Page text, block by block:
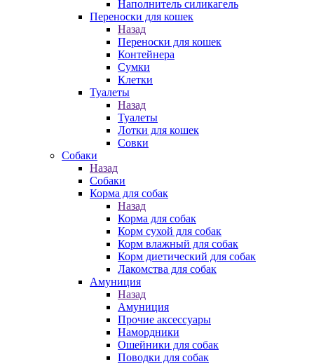
Наполнитель силикагель
Переноски для кошек
Назад
Переноски для кошек
Контейнера
Сумки
Клетки
Туалеты
Назад
Туалеты
Лотки для кошек
Совки
Собаки
Назад
Собаки
Корма для собак
Назад
Корма для собак
Корм сухой для собак
Корм влажный для собак
Корм диетический для собак
Лакомства для собак
Амуниция
Назад
Амуниция
Прочие аксессуары
Намордники
Ошейники для собак
Поводки для собак